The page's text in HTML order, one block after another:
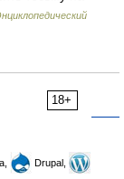
18+
Drupal,